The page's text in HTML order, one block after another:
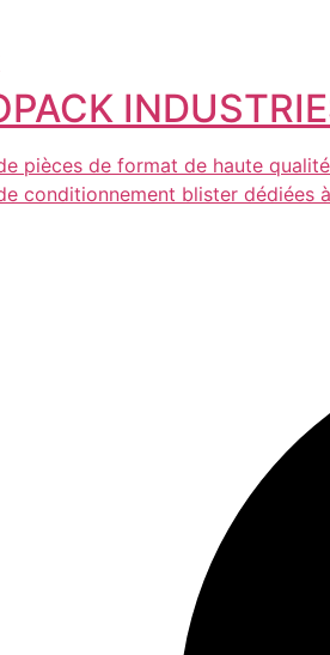
pièces de format de haute
conditionnement blister dédiées